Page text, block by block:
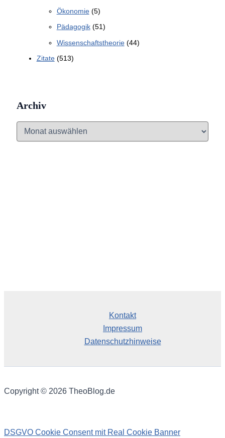
Ökonomie(5)
Pädagogik(51)
Wissenschaftstheorie(44)
Zitate(513)
Archiv
Kontakt
Impressum
Datenschutzhinweise
Copyright © 2026 TheoBlog.de
DSGVO Cookie Consent mit Real Cookie Banner